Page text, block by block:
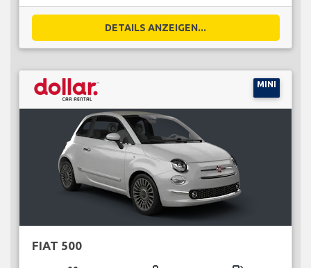
DETAILS ANZEIGEN...
MINI
FIAT 500